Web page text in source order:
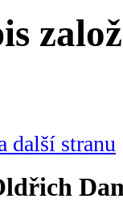
další stranu